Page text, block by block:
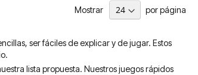
Mostrar por página
ser fáciles de explicar y de jugar. Estos
lista propuesta. Nuestros juegos rápidos